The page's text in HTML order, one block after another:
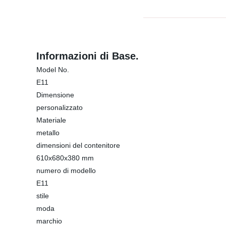
Informazioni di Base.
Model No.
E11
Dimensione
personalizzato
Materiale
metallo
dimensioni del contenitore
610x680x380 mm
numero di modello
E11
stile
moda
marchio